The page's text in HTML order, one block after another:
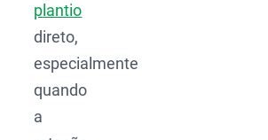
plantio
direto,
especialmente
quando
a